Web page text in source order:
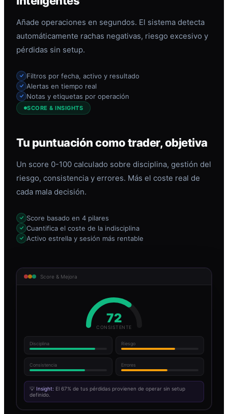
Añade operaciones en segundos. El sistema detecta
automáticamente rachas negativas, riesgo excesivo y
pérdidas sin setup.
Filtros por fecha, activo y resultado
Alertas en tiempo real
Notas y etiquetas por operación
SCORE & INSIGHTS
Tu puntuación como trader, objetiva
Un score 0-100 calculado sobre disciplina, gestión del
riesgo, consistencia y errores. Más el coste real de
cada mala decisión.
Score basado en 4 pilares
Cuantifica el coste de la indisciplina
Activo estrella y sesión más rentable
Score & Mejora
72
CONSISTENTE
Disciplina Riesgo
Consistencia Errores
💡 Insight: El 67% de tus pérdidas provienen de operar sin setup
definido.